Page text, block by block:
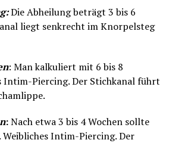
Die Abheilung beträgt 3 bis 6
liegt senkrecht im Knorpelsteg
: Man kalkuliert mit 6 bis 8
Intim-Piercing. Der Stichkanal führt
:Nach etwa 3 bis 4 Wochen sollte
Weibliches Intim-Piercing. Der